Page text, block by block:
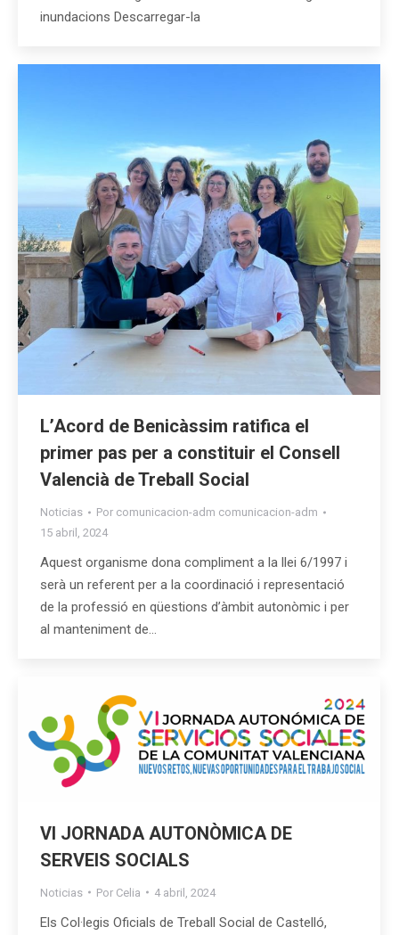
inundacions Descarregar-la
L’Acord de Benicàssim ratifica el
primer pas per a constituir el Consell
Valencià de Treball Social
Noticias Por comunicacion-adm comunicacion-adm
15 abril, 2024
Aquest organisme dona compliment a la llei 6/1997 i
serà un referent per a la coordinació i representació
de la professió en qüestions d’àmbit autonòmic i per
al manteniment de…
VI JORNADA AUTONÒMICA DE
SERVEIS SOCIALS
Noticias Por Celia 4 abril, 2024
Els Col·legis Oficials de Treball Social de Castelló,